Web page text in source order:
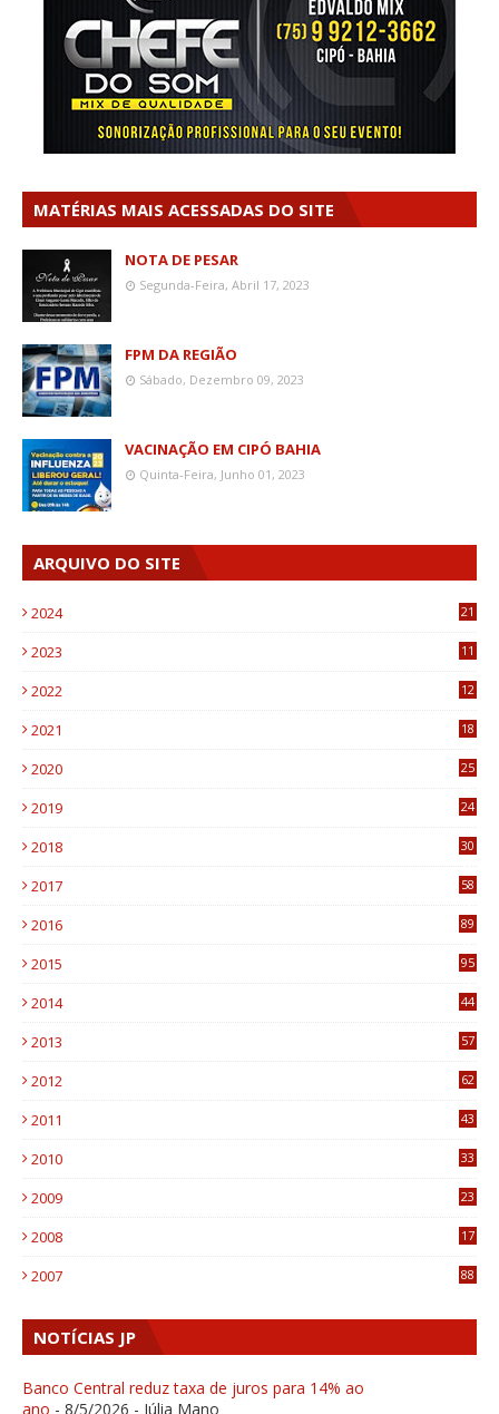
MATÉRIAS MAIS ACESSADAS DO SITE
NOTA DE PESAR
Segunda-Feira, Abril 17, 2023
FPM DA REGIÃO
Sábado, Dezembro 09, 2023
VACINAÇÃO EM CIPÓ BAHIA
Quinta-Feira, Junho 01, 2023
ARQUIVO DO SITE
2024 21
2023
11
2022
12
2021
18
2020
25
2019
24
2018
30
2017
58
2016
89
2015
95
2014
44
2013
57
2012
62
2011
43
2010
33
2009
23
2008
17
2007 88
NOTÍCIAS JP
Banco Central reduz taxa de juros para 14% ao
ano - 8/5/2026 - Júlia Mano